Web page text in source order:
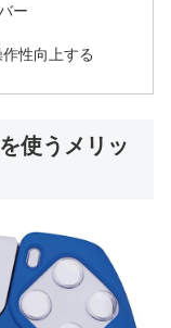
ー
性向上する
使うメリッ